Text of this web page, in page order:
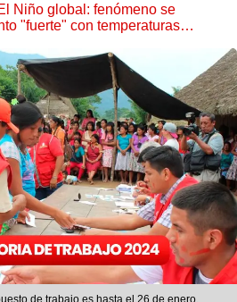
Niño global: fenómeno se
"fuerte" con temperaturas
de trabajo es hasta el 26 de enero.